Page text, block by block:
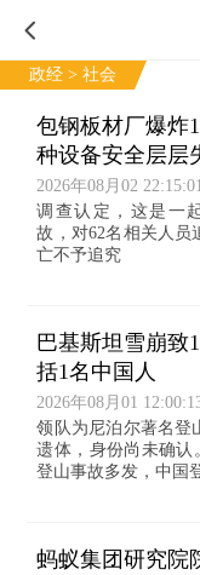
政经 > 社会
包钢板材厂爆炸
种设备安全层层
2026年08月02
调查认定，这是一
故，对62名相关人员
亡不予追究
巴基斯坦雪崩致
括1名中国人
2026年08月01
领队为尼泊尔著名登
遗体，身份尚未确认
登山事故多发，中国
蚂蚁集团研究院